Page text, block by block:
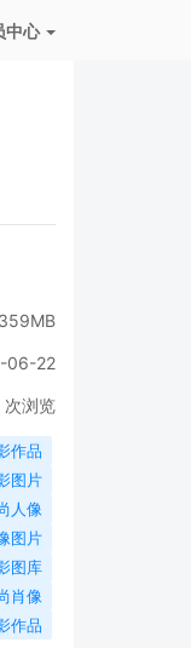
中心
359MB
06-22
次浏览
作品
图片
人像
图片
图库
肖像
作品